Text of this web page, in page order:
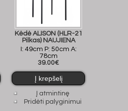
Kėdė ALISON (HLR-21
Pilkas) NAUJIENA
I: 49cm P: 50cm A:
78cm
39.00€
Į atmintinę
Pridėti palyginimui